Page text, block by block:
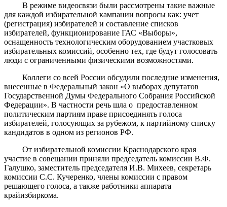
В режиме видеосвязи были рассмотрены такие важные
для каждой избирательной кампании вопросы как: учет
(регистрация) избирателей и составление списков
избирателей, функционирование ГАС «Выборы»,
оснащенность технологическим оборудованием участковых
избирательных комиссий, особенно тех, где будут голосовать
люди с ограниченными физическими возможностями.
Коллеги со всей России обсудили последние изменения,
внесенные в Федеральный закон «О выборах депутатов
Государственной Думы Федерального Собрания Российской
Федерации». В частности речь шла о предоставленном
политическим партиям праве присоединять голоса
избирателей, голосующих за рубежом, к партийному списку
кандидатов в одном из регионов РФ.
От избирательной комиссии Краснодарского края
участие в совещании приняли председатель комиссии В.Ф.
Галушко, заместитель председателя И.В. Михеев, секретарь
комиссии С.С. Кучеренко, члены комиссии с правом
решающего голоса, а также работники аппарата
крайизбиркома.